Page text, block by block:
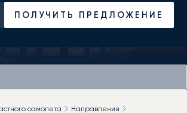
ПОЛУЧИТЬ ПРЕДЛОЖЕНИЕ
самолета
Направления